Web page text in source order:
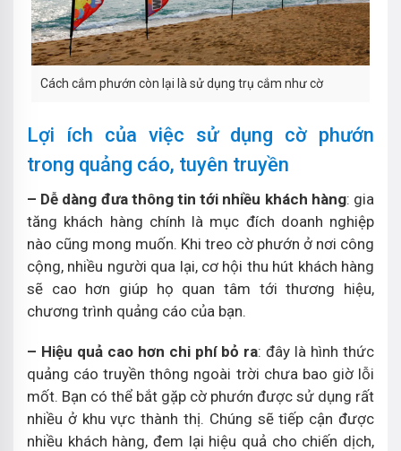
Cách cắm phướn còn lại là sử dụng trụ cắm như cờ
Lợi ích của việc sử dụng cờ phướn
trong quảng cáo, tuyên truyền
– Dễ dàng đưa thông tin tới nhiều khách hàng: gia
tăng khách hàng chính là mục đích doanh nghiệp
nào cũng mong muốn. Khi treo cờ phướn ở nơi công
cộng, nhiều người qua lại, cơ hội thu hút khách hàng
sẽ cao hơn giúp họ quan tâm tới thương hiệu,
chương trình quảng cáo của bạn.
– Hiệu quả cao hơn chi phí bỏ ra: đây là hình thức
quảng cáo truyền thông ngoài trời chưa bao giờ lỗi
mốt. Bạn có thể bắt gặp cờ phướn được sử dụng rất
nhiều ở khu vực thành thị. Chúng sẽ tiếp cận được
nhiều khách hàng, đem lại hiệu quả cho chiến dịch,